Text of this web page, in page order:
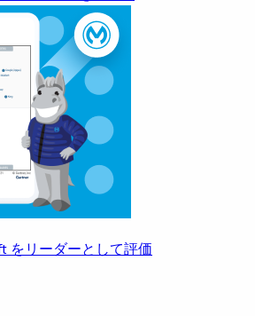
をリーダーとして評価